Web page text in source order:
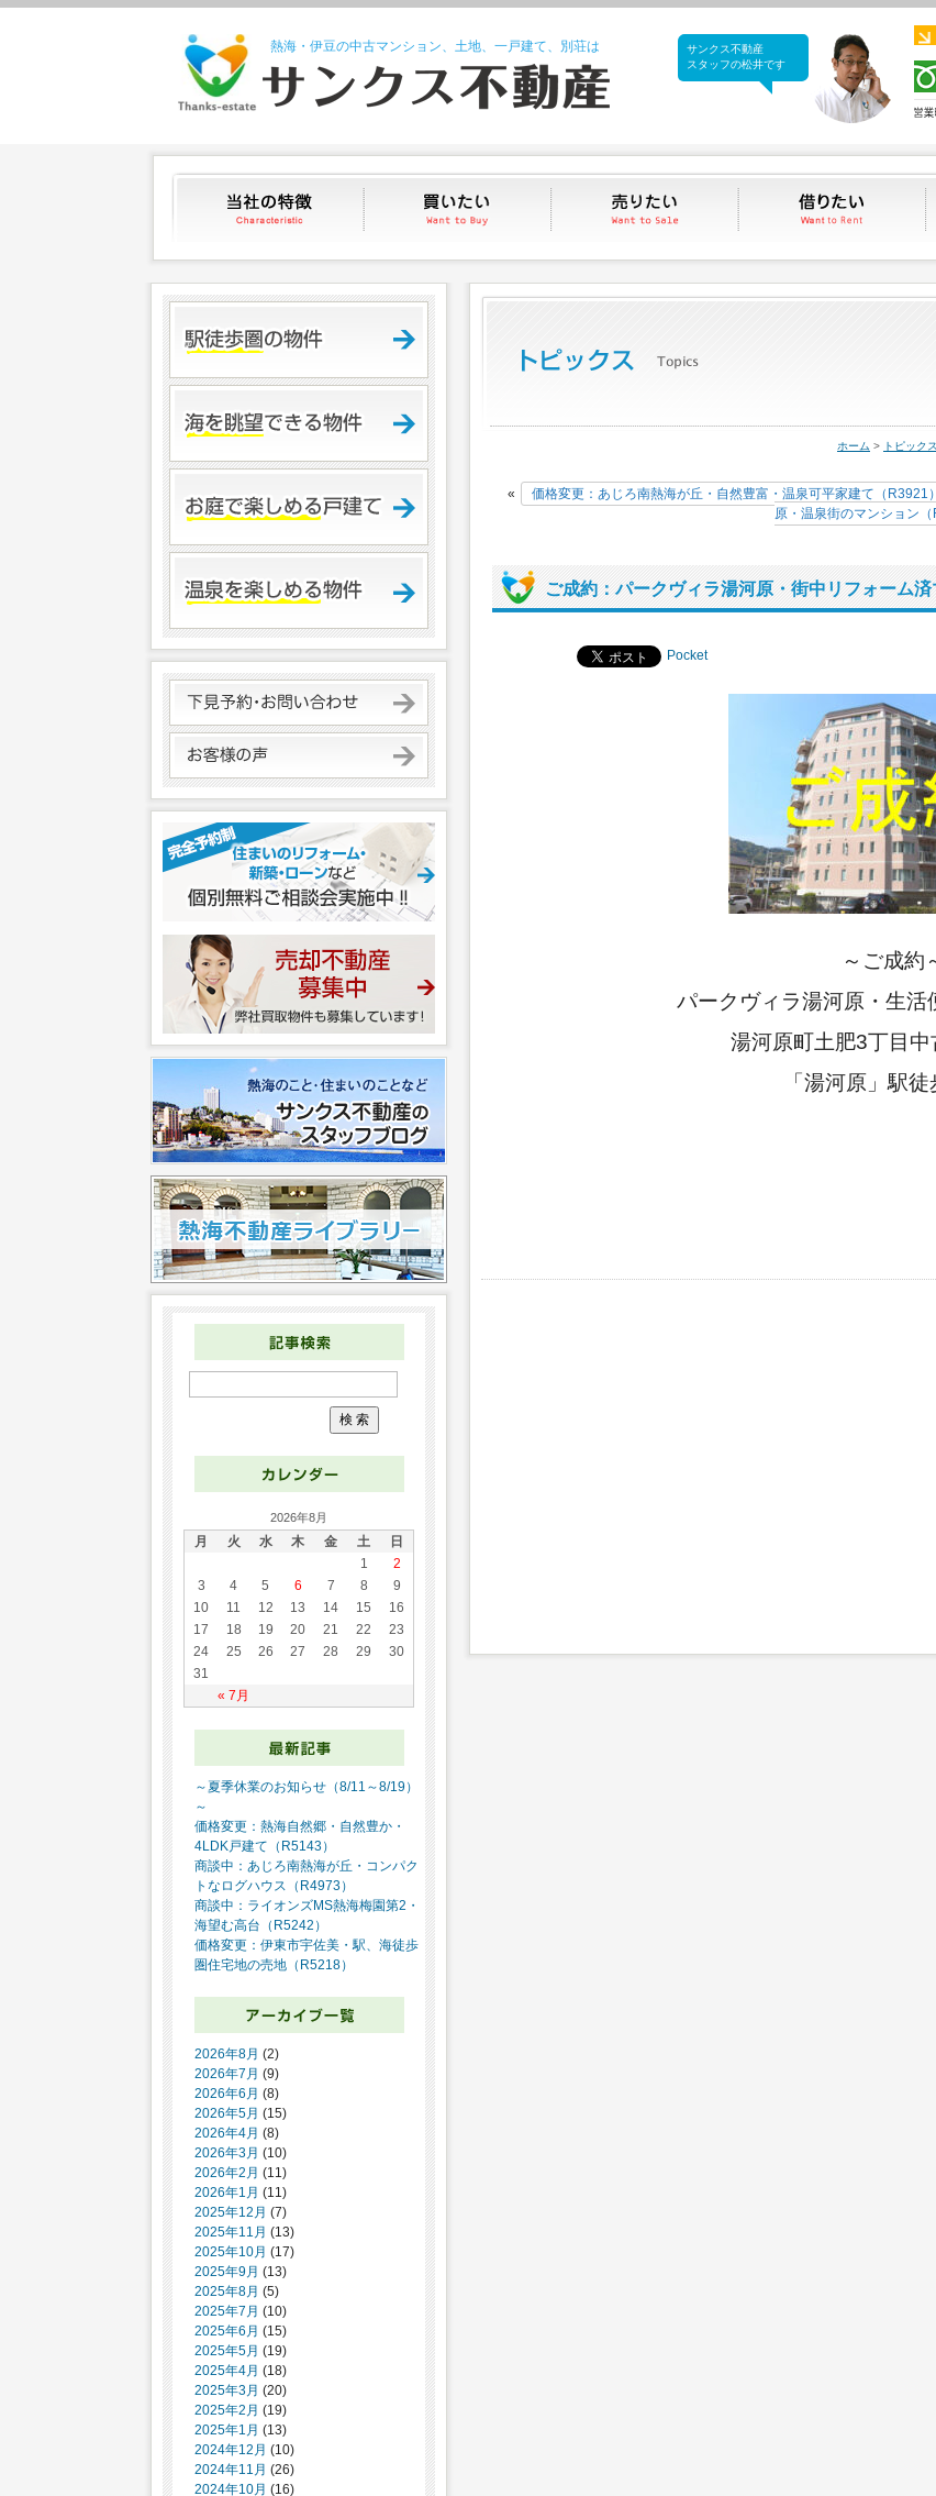
熱海・伊豆の中古マンション、土地、一戸建て、別荘は
サンクス不動産
サンクス不動産
スタッフの松井です
当社の特徴 買いたい 売りたい 借
ホーム > トピックス
« 価格変更：あじろ南熱海が丘・自然豊富・温泉可平家建て（R3921）
原・温泉街のマンション（
ご成約：パークヴィラ湯河原・街中リフォーム済
Pocket
～ご成約
パークヴィラ湯河原・生活
湯河原町土肥3丁目
「湯河原」駅
2026年8月
月 火 水 木 金 土 日
« 7月
1
2
3
4 5 6 7 8
9
10
11 12 13 14 15
16
17
18 19 20 21 22
23
24
25 26 27 28 29
30
31
～夏季休業のお知らせ（8/11～8/19）
～
価格変更：熱海自然郷・自然豊か・
4LDK戸建て（R5143）
商談中：あじろ南熱海が丘・コンパク
トなログハウス（R4973）
商談中：ライオンズMS熱海梅園第2・
海望む高台（R5242）
価格変更：伊東市宇佐美・駅、海徒歩
圏住宅地の売地（R5218）
2026年8月 (2)
2026年7月 (9)
2026年6月 (8)
2026年5月 (15)
2026年4月 (8)
2026年3月 (10)
2026年2月 (11)
2026年1月 (11)
2025年12月 (7)
2025年11月 (13)
2025年10月 (17)
2025年9月 (13)
2025年8月 (5)
2025年7月 (10)
2025年6月 (15)
2025年5月 (19)
2025年4月 (18)
2025年3月 (20)
2025年2月 (19)
2025年1月 (13)
2024年12月 (10)
2024年11月 (26)
2024年10月 (16)